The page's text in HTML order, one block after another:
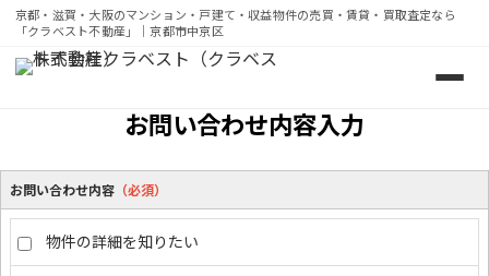
京都・滋賀・大阪のマンション・戸建て・収益物件の売買・賃貸・買取査定なら
「クラベスト不動産」｜京都市中京区
京都・滋賀・大阪のマンション・戸建て・収益物件の売
お問い合わせ内容入力
お問い合わせ内容 （必須）
物件の詳細を知りたい